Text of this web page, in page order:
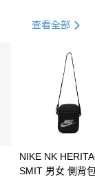
21家銀行
查看全部
NIKE NK
SMIT 男女 側背